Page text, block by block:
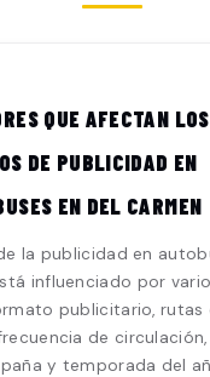
QUE AFECTAN LOS
DE PUBLICIDAD EN
EN DEL CARMEN
la publicidad en
influenciado por
publicitario, rutas
de
y temporada del